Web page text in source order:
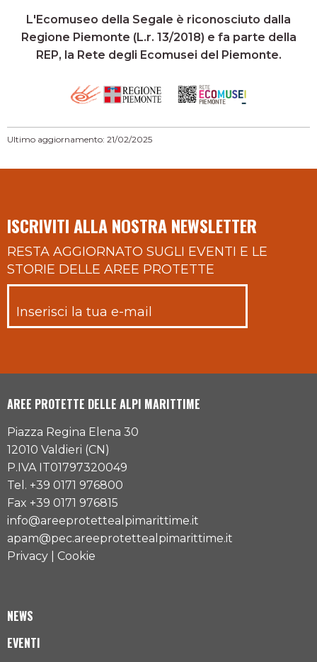
L'Ecomuseo della Segale è riconosciuto dalla
Regione Piemonte (L.r. 13/2018) e fa parte della
REP, la Rete degli Ecomusei del Piemonte.
Ultimo aggiornamento: 21/02/2025
ISCRIVITI ALLA NOSTRA NEWSLETTER
RESTA AGGIORNATO SUGLI EVENTI E LE
STORIE DELLE AREE PROTETTE
AREE PROTETTE DELLE ALPI MARITTIME
Piazza Regina Elena 30
12010 Valdieri (CN)
P.IVA IT01797320049
Tel. +39 0171 976800
Fax +39 0171 976815
info@areeprotettealpimarittime.it
apam@pec.areeprotettealpimarittime.it
Privacy
Cookie
NEWS
EVENTI